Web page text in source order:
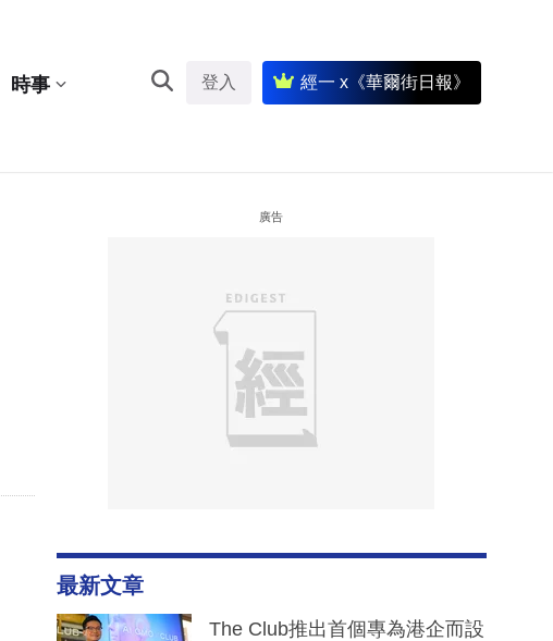
時事 登入 經一 x《華爾街日報》
廣告
最新文章
The Club推出首個專為港企而設